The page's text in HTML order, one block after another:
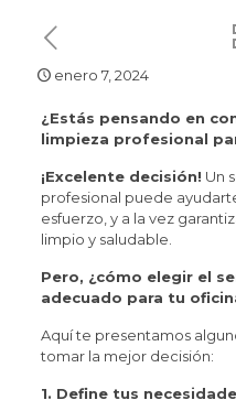
enero 7, 2024
¿Estás pensando en
limpieza profesional
¡Excelente decisión! Un
profesional puede
esfuerzo, y a la vez
limpio y saludable.
Pero, ¿cómo elegir el
adecuado para tu
Aquí te presentamos
tomar la mejor decisión:
1. Define tus